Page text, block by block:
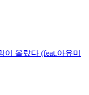
올랐다 (feat.아유미